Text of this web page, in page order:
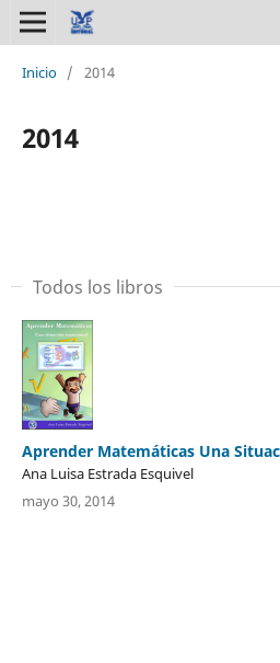
Inicio / 2014
2014
Todos los libros
Aprender Matemáticas Una
Ana Luisa Estrada Esquivel
mayo 30, 2014